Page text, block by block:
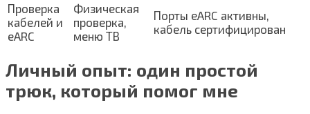
Проверка
кабелей и
eARC
Физическая
проверка,
меню ТВ
Порты eARC активны,
кабель сертифицирован
Личный опыт: один простой
трюк, который помог мне